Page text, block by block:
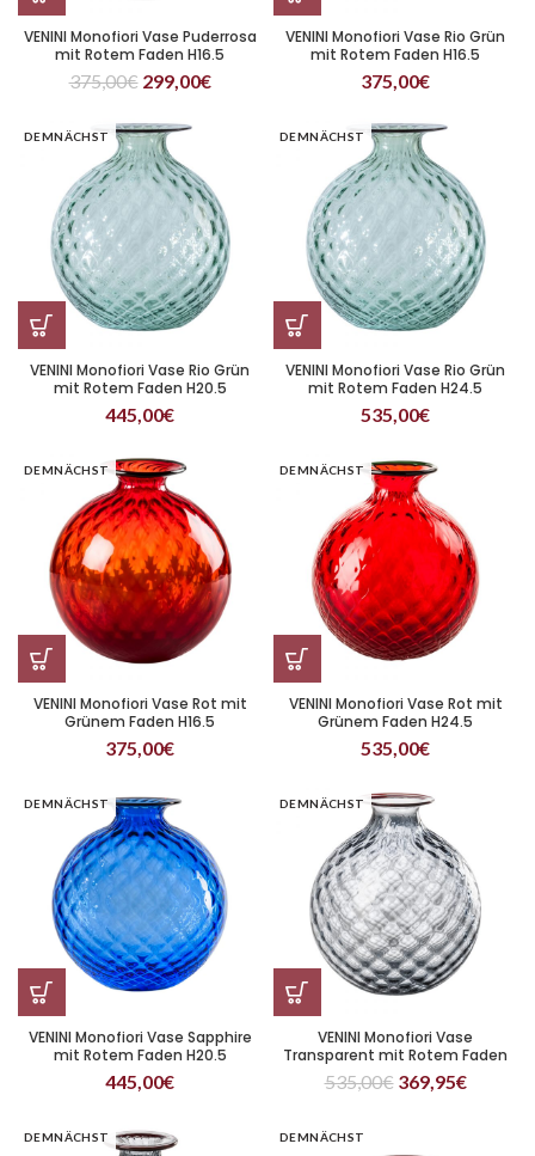
VENINI Monofiori Vase Puderrosa
mit Rotem Faden H16.5
375,00€ 299,00€
VENINI Monofiori Vase Rio Grün
mit Rotem Faden H16.5
375,00€
DEMNÄCHST
VENINI Monofiori Vase Rio Grün
mit Rotem Faden H20.5
445,00€
DEMNÄCHST
VENINI Monofiori Vase Rio Grün
mit Rotem Faden H24.5
535,00€
DEMNÄCHST
VENINI Monofiori Vase Rot mit
Grünem Faden H16.5
375,00€
DEMNÄCHST
VENINI Monofiori Vase Rot mit
Grünem Faden H24.5
535,00€
DEMNÄCHST
VENINI Monofiori Vase Sapphire
mit Rotem Faden H20.5
445,00€
DEMNÄCHST
VENINI Monofiori Vase
Transparent mit Rotem Faden
H24.5
535,00€ 369,95€
DEMNÄCHST DEMNÄCHST